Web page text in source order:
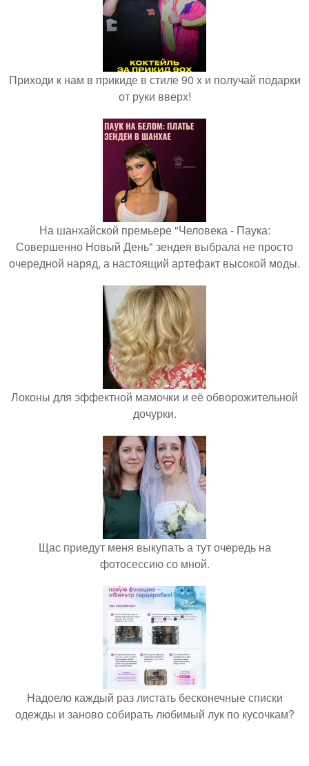
Приходи к нам в прикиде в стиле 90 х и получай подарки
от руки вверх!
На шанхайской премьере "Человека - Паука:
Совершенно Новый День" зендея выбрала не просто
очередной наряд, а настоящий артефакт высокой моды.
Локоны для эффектной мамочки и её обворожительной
дочурки.
Щас приедут меня выкупать а тут очередь на
фотосессию со мной.
Надоело каждый раз листать бесконечные списки
одежды и заново собирать любимый лук по кусочкам?